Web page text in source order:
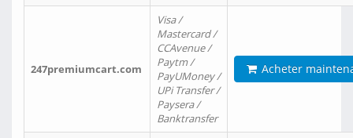
247premiumcart.com
Visa /
Mastercard /
CCAvenue /
Paytm /
PayUMoney /
UPi Transfer /
Paysera /
Banktransfer
Acheter